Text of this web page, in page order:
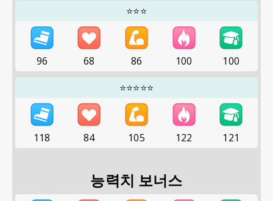
⭐⭐⭐
96 68 86 100
100
⭐⭐⭐⭐⭐
118 84 105 122 121
능력치 보너스